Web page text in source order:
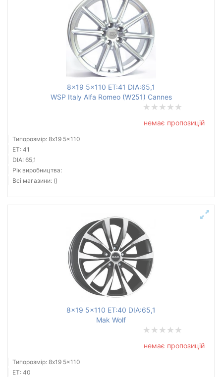
8x19 5x110 ET:41 DIA:65,1
WSP Italy Alfa Romeo (W251) Cannes
немає пропозицій
Типорозмір: 8x19 5x110
ET: 41
DIA: 65,1
Рік виробництва:
Всі магазини: ()
8x19 5x110 ET:40 DIA:65,1
Mak Wolf
немає пропозицій
Типорозмір: 8x19 5x110
ET: 40
до
до
Тип диска